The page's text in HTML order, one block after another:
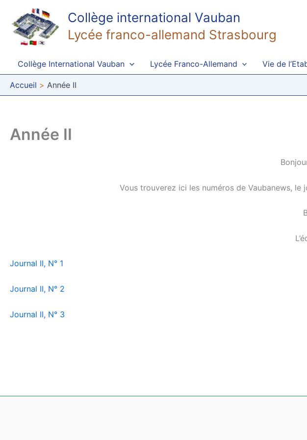
contenu
Collège international Vauban
Lycée franco-allemand Strasbourg
Collège International Vauban Lycée Franco-Allemand Vie de
Accueil Année II
Année II
Vous trouverez ici les numéros de Vaubanews, le
Journal II, N° 1
Journal II, N° 2
Journal II, N° 3